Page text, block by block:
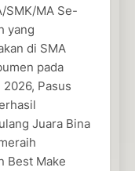
SMK/MA Se-
yang
di SMA
pada
Pasus
Juara Bina
Best Make